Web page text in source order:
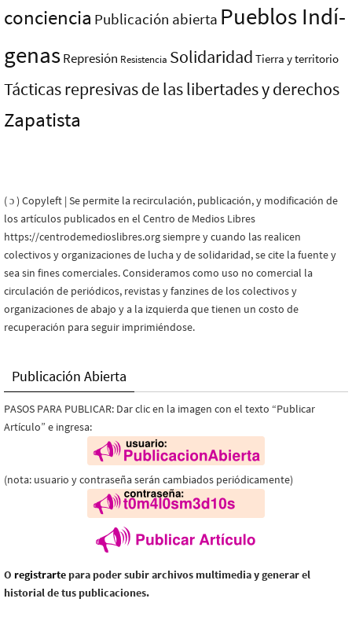
conciencia Publicación abierta Pueblos Indí­
genasRepresión Resistencia Solidaridad Tierra y territorio
Tácticas represivas de las libertades y derechos
Zapatista
( ɔ ) Copyleft | Se permite la recirculación, publicación, y modificación de
los artículos publicados en el Centro de Medios Libres
https://centrodemedioslibres.org siempre y cuando las realicen
colectivos y organizaciones de lucha y de solidaridad, se cite la fuente y
sea sin fines comerciales. Consideramos como uso no comercial la
circulación de periódicos, revistas y fanzines de los colectivos y
organizaciones de abajo y a la izquierda que tienen un costo de
recuperación para seguir imprimiéndose.
Publicación Abierta
PASOS PARA PUBLICAR: Dar clic en la imagen con el texto “Publicar
Artículo” e ingresa:
(nota: usuario y contraseña serán cambiados periódicamente)
O registrarte para poder subir archivos multimedia y generar el
historial de tus publicaciones.